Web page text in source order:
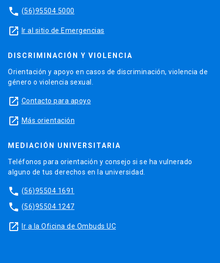
phone (56)95504 5000
launch Ir al sitio de Emergencias
DISCRIMINACIÓN Y VIOLENCIA
Orientación y apoyo en casos de discriminación, violencia de
género o violencia sexual.
launch Contacto para apoyo
launch Más orientación
MEDIACIÓN UNIVERSITARIA
Teléfonos para orientación y consejo si se ha vulnerado
alguno de tus derechos en la universidad.
phone (56)95504 1691
phone (56)95504 1247
launch Ir a la Oficina de Ombuds UC